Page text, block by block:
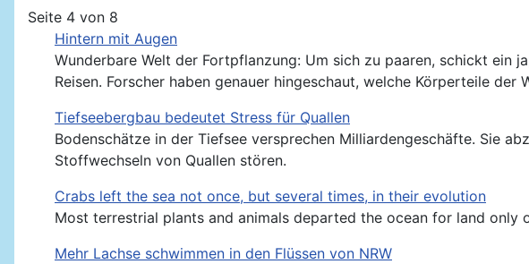
Seite 4 von 8
Hintern mit Augen
Wunderbare Welt der Fortpflanzung: Um sich zu paaren, schickt ein
Reisen. Forscher haben genauer hingeschaut, welche Körperteile der
Tiefseebergbau bedeutet Stress für Quallen
Bodenschätze in der Tiefsee versprechen Milliardengeschäfte. Sie
Stoffwechseln von Quallen stören.
Crabs left the sea not once, but several times, in their evolution
Most terrestrial plants and animals departed the ocean for land only
Mehr Lachse schwimmen in den Flüssen von NRW